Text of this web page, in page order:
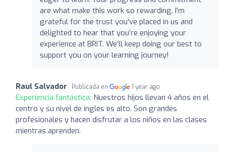
are what make this work so rewarding. I'm
grateful for the trust you've placed in us and
delighted to hear that you’re enjoying your
experience at BRIT. We’ll keep doing our best to
support you on your learning journey!
Raul Salvador Publicada en 1 year ago
Experiencia fantástica: Nuestros hijos llevan 4 años en el
centro y su nivel de inglés es alto. Son grandes
profesionales y hacen disfrutar a los niños en las clases
mientras aprenden.